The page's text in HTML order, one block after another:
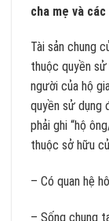
cha mẹ và
Tài sản chung
thuộc quyền
người của hộ
quyền sử dụng
phải ghi “hộ
thuộc sở hữu
– Có quan hệ
– Sống chung